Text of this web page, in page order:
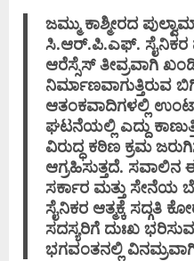
ಜಮ್ಮು ಕಾಶ್ಮೀರದ
ಸಿ.ಆರ್.ಪಿ.ಎಫ್. ಸೈನಿಕರ
ಆರೆಸ್ಸೆಸ್ ತೀವ್ರವಾಗಿ
ಆತಂಕವಾದಿಗಳಲ್ಲಿ
ಘಟನೆಯಲ್ಲಿ ಎದ್ದು
ವಿರುದ್ಧ ‌ಕಠಿಣ ಕ್ರಮ
ಆಗ್ರಹಿಸುತ್ತದೆ.
ಸರ್ಕಾರ‌ ಮತ್ತು ಸೇನೆಯ
ಸೈನಿಕರ ಆತ್ಮಕ್ಕೆ ಸದ್ಗತಿ
‌ಸದಸ್ಯರಿಗೆ ದುಃಖ
ಭಗವಂತನಲ್ಲಿ ವಿನಮ್ರವಾಗಿ